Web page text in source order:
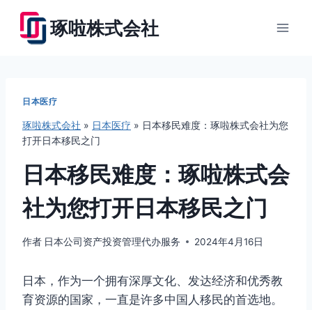
琢啦株式会社
日本医疗
琢啦株式会社 » 日本医疗 » 日本移民难度：琢啦株式会社为您
打开日本移民之门
日本移民难度：琢啦株式会
社为您打开日本移民之门
作者 日本公司资产投资管理代办服务 2024年4月16日
日本，作为一个拥有深厚文化、发达经济和优秀教
育资源的国家，一直是许多中国人移民的首选地。